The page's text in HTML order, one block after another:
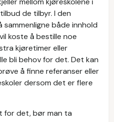
de tilbyr. I den
både innhold
koste å bestille noe
kjøretimer eller
bli behov for det. Det kan
å finne referanser eller
dersom det er flere
for det, bør man ta